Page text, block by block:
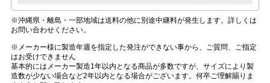
※沖縄県・離島・一部地域は送料の他に別途中継料が発生します。詳しくは
お問い合わせください。
※メーカー様に製造年週を指定した発注ができない事から、ご質問、ご指定
はお受けできません
基本的にはメーカー製造1年以内となる商品が多数ですが、サイズにより製
造数が少ない場合など2年以内となる場合がございます。何卒ご理解賜りま